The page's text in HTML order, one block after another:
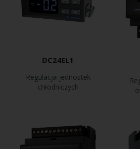
DC24EL1
Regulacja jednostek
chłodniczych